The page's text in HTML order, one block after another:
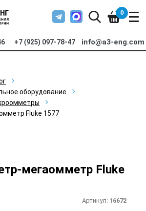
+7 (925) 097-78-47 info@a3-eng.com
0
оборудование
Fluke 1577
мегаомметр Fluke
Артикул: 16672